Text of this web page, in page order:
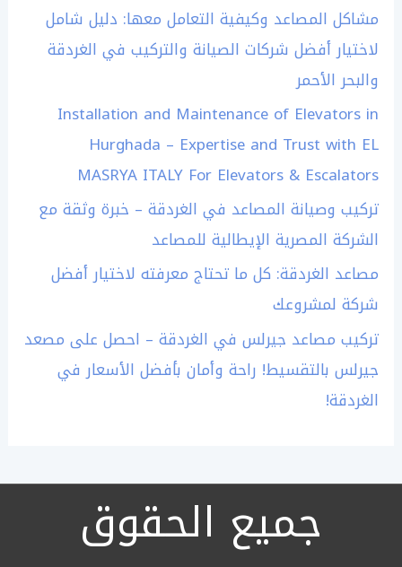
مشاكل المصاعد وكيفية التعامل معها: دليل شامل
لاختيار أفضل شركات الصيانة والتركيب في الغردقة
والبحر الأحمر
Installation and Maintenance of Elevators in
Hurghada – Expertise and Trust with EL
MASRYA ITALY For Elevators & Escalators
تركيب وصيانة المصاعد في الغردقة – خبرة وثقة مع
الشركة المصرية الإيطالية للمصاعد
مصاعد الغردقة: كل ما تحتاج معرفته لاختيار أفضل
شركة لمشروعك
تركيب مصاعد جيرلس في الغردقة – احصل على مصعد
جيرلس بالتقسيط! راحة وأمان بأفضل الأسعار في
الغردقة!
جميع الحقوق